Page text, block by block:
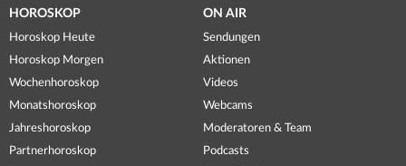
HOROSKOP
Horoskop Heute
Horoskop Morgen
Wochenhoroskop
Monatshoroskop
Jahreshoroskop
Partnerhoroskop
ON AIR
Sendungen
Aktionen
Videos
Webcams
Moderatoren & Team
Podcasts